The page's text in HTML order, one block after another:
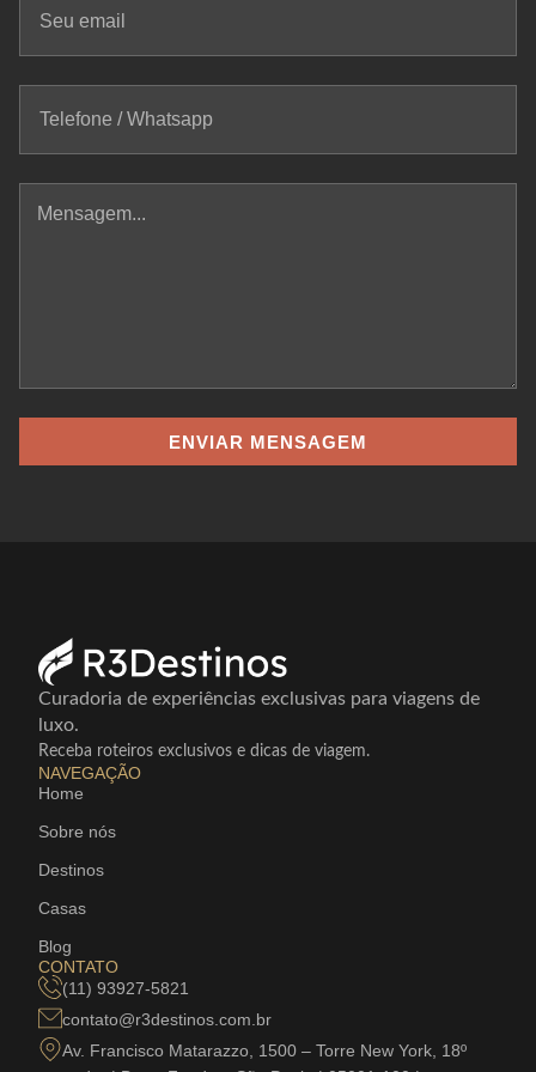
ENVIAR MENSAGEM
Curadoria de experiências exclusivas para viagens de
luxo.
Receba roteiros exclusivos e dicas de viagem.
NAVEGAÇÃO
Home
Sobre nós
Destinos
Casas
Blog
CONTATO
(11) 93927-5821
contato@r3destinos.com.br
Av. Francisco Matarazzo, 1500 – Torre New York, 18º